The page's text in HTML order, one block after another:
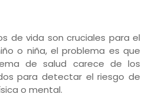
de vida son cruciales para el
o niña, el problema es que
de salud carece de los
para detectar el riesgo de
o mental.